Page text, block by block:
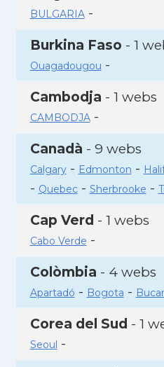
BULGARIA-
Burkina Faso - 1
Ouagadougou -
Cambodja - 1 webs
CAMBODJA-
Canadà - 9 webs
Calgary- Edmonton -
- Quebec- Sherbrooke -
Cap Verd - 1 webs
Cabo Verde -
Colòmbia - 4 webs
Apartadó - Bogota -
Corea del Sud - 1
Seoul -